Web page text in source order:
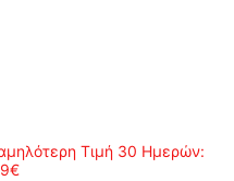
Τιμή 30 Ημερών: